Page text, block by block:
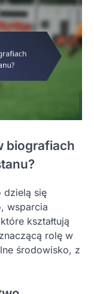
biografiach
dzielą się
wsparcia
kształtują
rolę w
środowisko, z